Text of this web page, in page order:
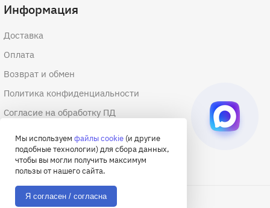
Информация
Доставка
Оплата
Возврат и обмен
Политика конфиденциальности
Согласие на обработку ПД
Договор оферты
© 2026 Академия снаряжения
Мы используем файлы cookie (и другие
подобные технологии) для сбора данных,
чтобы вы могли получить максимум
пользы от нашего сайта.
Я согласен / согласна